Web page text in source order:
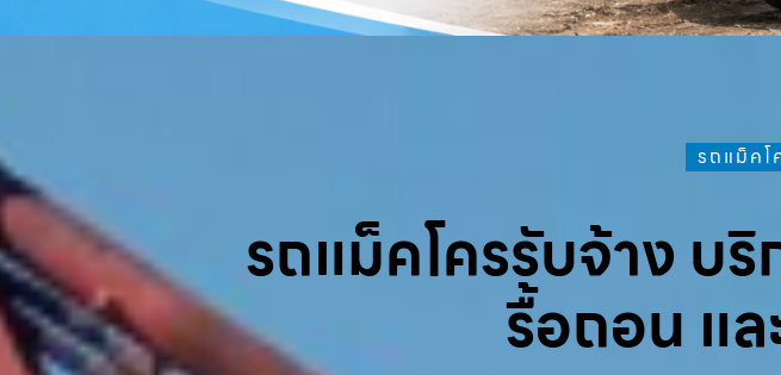
รถแม็ค
รถแม็คโครรับจ้าง บ
รื้อถอน แ